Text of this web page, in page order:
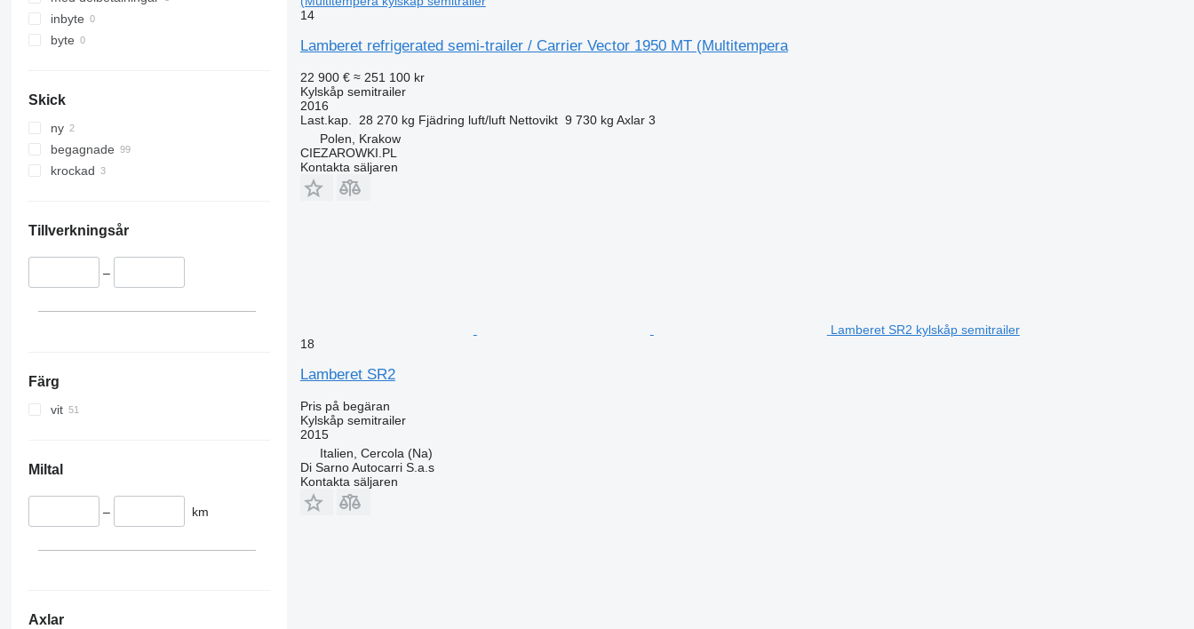
inbyte
byte
Skick
ny
begagnade
krockad
Tillverkningsår
–
Färg
vit
Miltal
– km
Axlar
14
Lamberet refrigerated semi-trailer / Carrier Vector 1950 MT (Multitempera
22 900 € ≈ 251 100 kr
Kylskåp semitrailer
2016
Last.kap.
28 270 kg Fjädring luft/luft Nettovikt 9 730 kg Axlar 3
Polen, Krakow
CIEZAROWKI.PL
Kontakta säljaren
Lamberet SR2 kylskåp semitrailer
18
Lamberet SR2
Pris på begäran
Kylskåp semitrailer
2015
Italien, Cercola (Na)
Di Sarno Autocarri S.a.s
Kontakta säljaren